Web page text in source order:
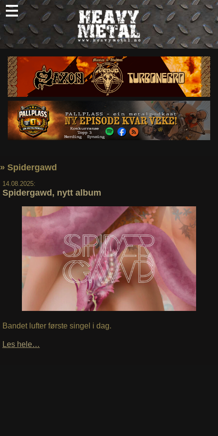
Skip
to
content
Nyheter
Omtaler
Intervjuer
Om oss
Abonner
Søk
» Spidergawd
14.08.2025:
Spidergawd, nytt album
Bandet lufter første singel i dag.
Les hele…